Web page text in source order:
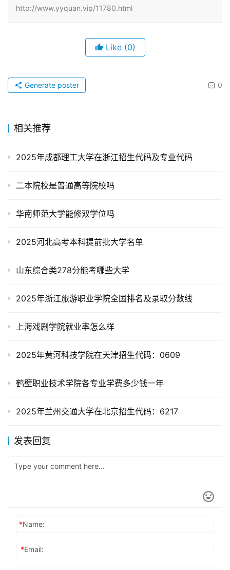
http://www.yyquan.vip/11780.html
Like (0)
0
Generate poster
相关推荐
2025年成都理工大学在浙江招生代码及专业代码
二本院校是普通高等院校吗
华南师范大学能修双学位吗
2025河北高考本科提前批大学名单
山东综合类278分能考哪些大学
2025年浙江旅游职业学院全国排名及录取分数线
上海戏剧学院就业率怎么样
2025年黄河科技学院在天津招生代码：0609
鹤壁职业技术学院各专业学费多少钱一年
2025年兰州交通大学在北京招生代码：6217
发表回复
*Name:
*Email: